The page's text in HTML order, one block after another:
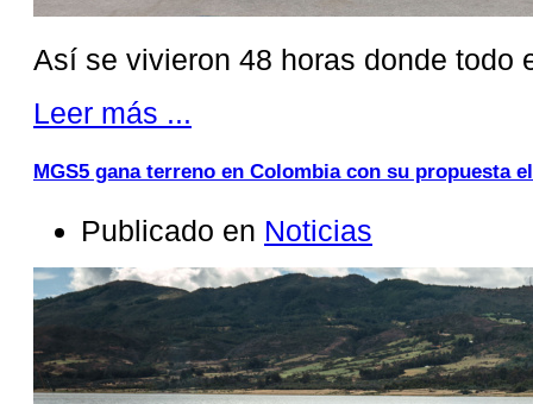
Así se vivieron 48 horas donde todo
Leer más ...
MGS5 gana terreno en Colombia con su propuesta
Publicado en Noticias